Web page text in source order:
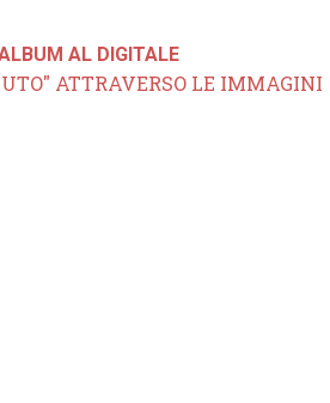
AL DIGITALE
ATTRAVERSO LE IMMAGINI